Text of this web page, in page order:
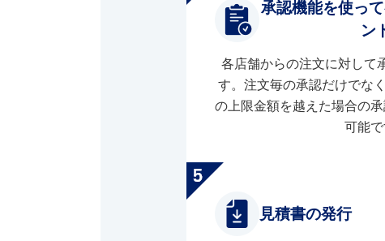
承認機能を使っ
ン
各店舗からの注文に対して
す。注文毎の承認だけでな
の上限金額を越えた場合の
可能で
見積書の発行